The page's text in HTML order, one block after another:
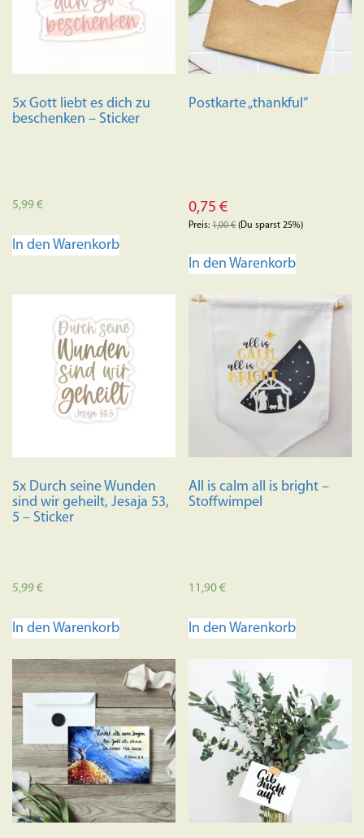
können
auf
Produktseite
werden
5x Gott liebt es dich zu
beschenken – Sticker
5,99€
In den Warenkorb
Postkarte „thankful“
0,75€
Preis:1,00€(Du sparst 25%)
In den Warenkorb
5x Durch seine Wunden
sind wir geheilt, Jesaja 53,
5 – Sticker
5,99€
In den Warenkorb
All is calm all is bright –
Stoffwimpel
11,90€
In den Warenkorb